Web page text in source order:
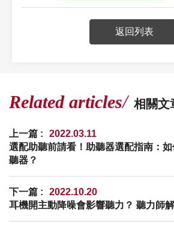
返回列表
Related articles 相關文
上一篇 :
2022.03.11
選配助聽前請看！助聽器選配指南：
聽器？
下一篇 :
2022.10.20
耳機開主動降噪會影響聽力？ 聽力師